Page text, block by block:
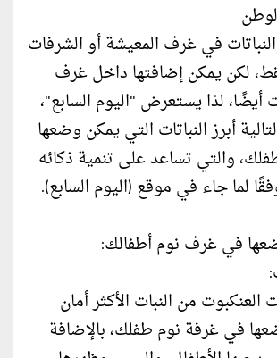
في غرف المعيشة أو الشرفات
لكن يمكن إضافتها داخل غرف
أيضًا، لذا يستعرض "اليوم السابع"،
أبرز النباتات التي يمكن وضعها
والتي تساعد على تنمية ذكائه
لما جاء في موقع (اليوم السابع).
في غرف نوم أطفالك:
العنكبوت من النبات الأكثر أمان
في غرفة نوم طفلك، بالإضافة